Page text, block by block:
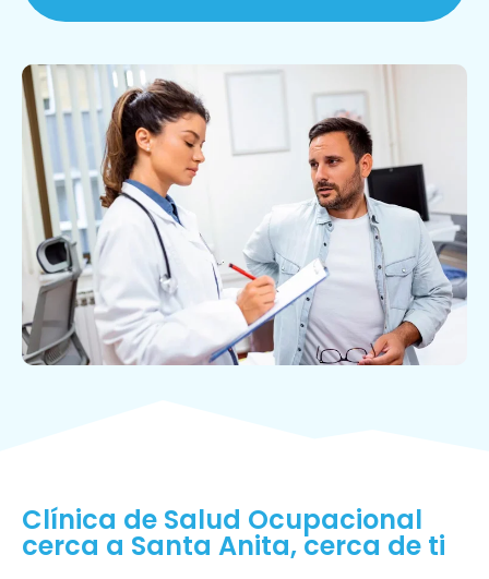
Clínica de Salud Ocupacional
cerca a Santa Anita, cerca de ti